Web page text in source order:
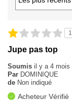
1
Jupe pas top
Soumis il y a 4 mois
Par DOMINIQUE
de Non indiqué
Acheteur Vérifié